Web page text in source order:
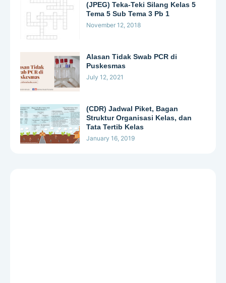
(JPEG) Teka-Teki Silang Kelas 5
Tema 5 Sub Tema 3 Pb 1
November 12, 2018
Alasan Tidak Swab PCR di
Puskesmas
July 12, 2021
(CDR) Jadwal Piket, Bagan
Struktur Organisasi Kelas, dan
Tata Tertib Kelas
January 16, 2019